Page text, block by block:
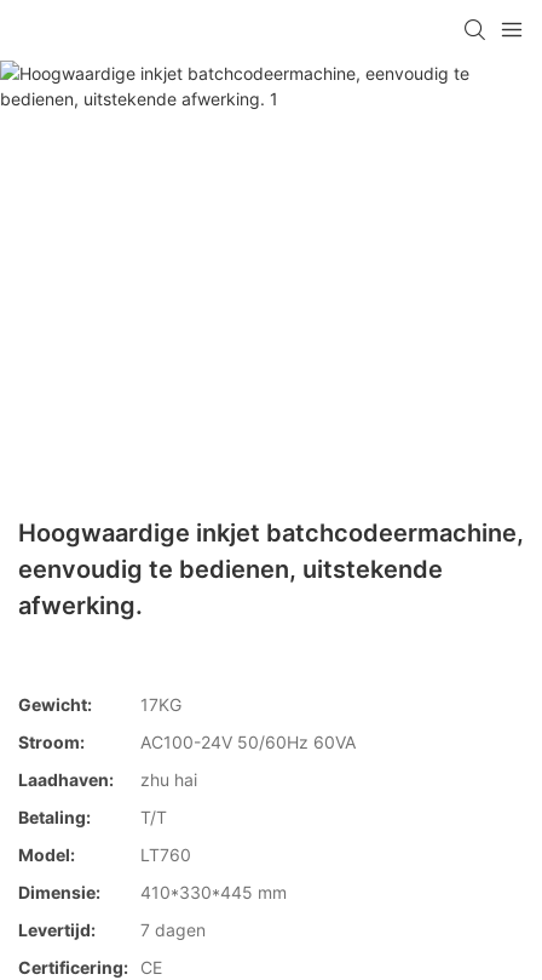
Hoogwaardige inkjet batchcodeermachine,
eenvoudig te bedienen, uitstekende
afwerking.
Gewicht:
17KG
Stroom:
AC100-24V 50/60Hz 60VA
Laadhaven:
zhu hai
Betaling:
T/T
Model:
LT760
Dimensie:
410*330*445 mm
Levertijd:
7 dagen
Certificering:
CE